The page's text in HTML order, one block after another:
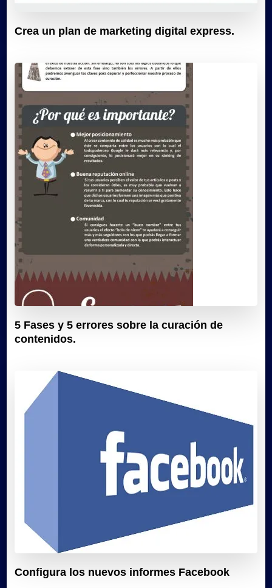
Crea un plan de marketing digital express.
5 Fases y 5 errores sobre la curación de
contenidos.
Configura los nuevos informes Facebook